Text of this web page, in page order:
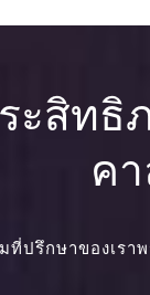
ะสิท
ค
ที่ปรึกษาของเรา